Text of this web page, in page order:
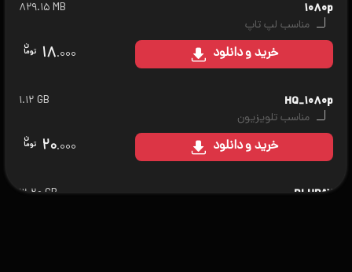
۱۰۸۰p
مناسب لپ تاپ
۸۲۹.۱۵ MB
خریدو دانلود ۱۸.۰۰۰
HQ_۱۰۸۰p
مناسب تلویزیون
۱.۱۲ GB
خریدو دانلود ۲۰.۰۰۰
BLURAY
۳.۲۰ GB